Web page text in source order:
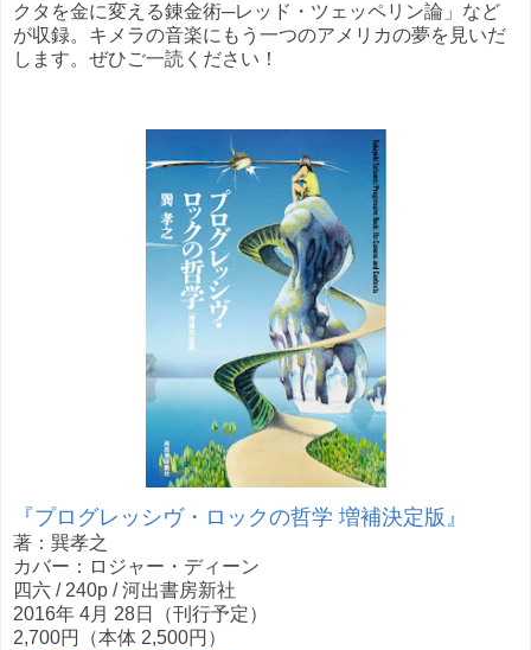
クタを金に変える錬金術─レッド・ツェッペリン論」など
が収録。キメラの音楽にもう一つのアメリカの夢を見いだ
します。ぜひご一読ください！
『プログレッシヴ・ロックの哲学 増補決定版』
著：巽孝之
カバー：ロジャー・ディーン
四六 / 240p / 河出書房新社
2016年 4月 28日（刊行予定）
2,700円（本体 2,500円）